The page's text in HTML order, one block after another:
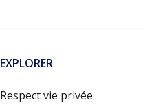
EXPLORER
Respect vie privée